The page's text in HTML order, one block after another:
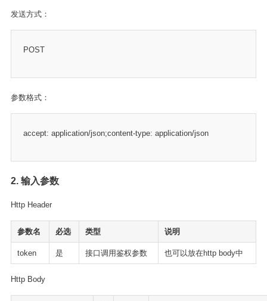
发送方式：
POST
参数格式：
accept: application/json;content-type: application/json
2. 输入参数
Http Header
参数名 必选 类型 说明
token 是 接口调用鉴权参数 也可以放在http body中
Http Body